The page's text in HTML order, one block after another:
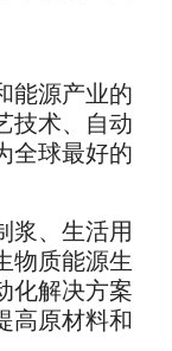
能源产业的
技术、自动
全球最好的
浆、生活用
物质能源生
化解决方案
高原材料和